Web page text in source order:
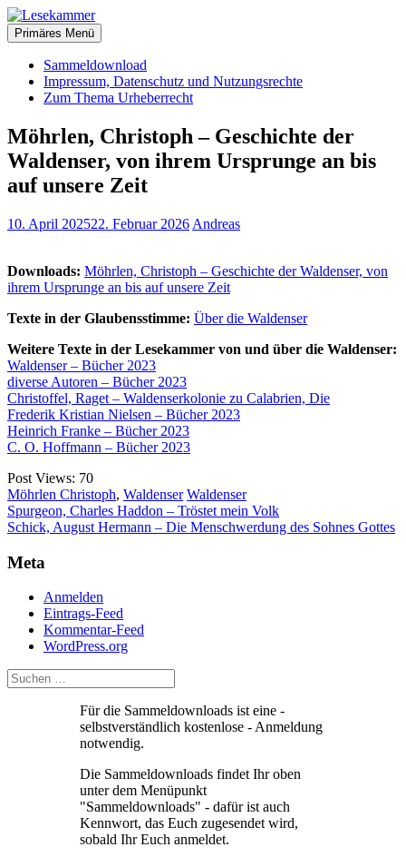
Zum
Inhalt
springen
Lesekammer
christliche Bücher zum kostenlosen Download
Primäres Menü
Sammeldownload
Impressum, Datenschutz und Nutzungsrechte
Zum Thema Urheberrecht
Möhrlen, Christoph – Geschichte der
Waldenser, von ihrem Ursprunge an bis
auf unsere Zeit
10. April 202522. Februar 2026 Andreas
Downloads: Möhrlen, Christoph – Geschichte der Waldenser, von
ihrem Ursprunge an bis auf unsere Zeit
Texte in der Glaubensstimme: Über die Waldenser
Weitere Texte in der Lesekammer von und über die Waldenser:
Waldenser – Bücher 2023
diverse Autoren – Bücher 2023
Christoffel, Raget – Waldenserkolonie zu Calabrien, Die
Frederik Kristian Nielsen – Bücher 2023
Heinrich Franke – Bücher 2023
C. O. Hoffmann – Bücher 2023
Post Views: 70
Möhrlen Christoph, Waldenser Waldenser
Beitragsnavigation
Spurgeon, Charles Haddon – Tröstet mein Volk
Schick, August Hermann – Die Menschwerdung des Sohnes Gottes
Meta
Anmelden
Eintrags-Feed
Kommentar-Feed
WordPress.org
Für die Sammeldownloads ist eine -
selbstverständlich kostenlose - Anmeldung
notwendig.
Die Sammeldownloads findet Ihr oben
unter dem Menüpunkt
"Sammeldownloads" - dafür ist auch
Kennwort, das Euch zugesendet wird,
sobald Ihr Euch anmeldet.